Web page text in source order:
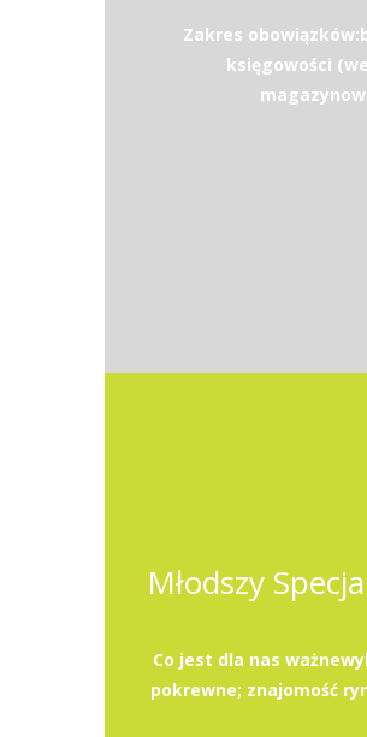
Zakres
księgowości
Co jest dla nas
pokrewne; znajomość